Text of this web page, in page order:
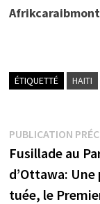
ÉTIQUETTÉ HAITI
Navigation
de
l’article
PUBLICATION
Fusillade au
d’Ottawa:
tuée, le